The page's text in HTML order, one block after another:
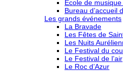
École de
Bureau d’accueil
Les grands événements
La Bravade
Les Fêtes de
Les Nuits
Le Festival du
Le Festival de l’air
Le Roc d’Azur